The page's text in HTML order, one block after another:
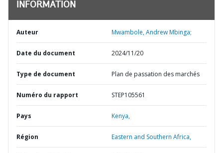
INFORMATION
Auteur Mwambole, Andrew Mbinga;
Date du document 2024/11/20
Type de document Plan de passation des marchés
Numéro du rapport STEP105561
Pays Kenya,
Région Eastern and Southern Africa,